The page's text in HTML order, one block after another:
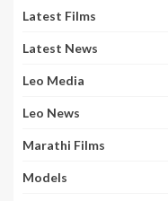
Latest Films
Latest News
Leo Media
Leo News
Marathi Films
Models